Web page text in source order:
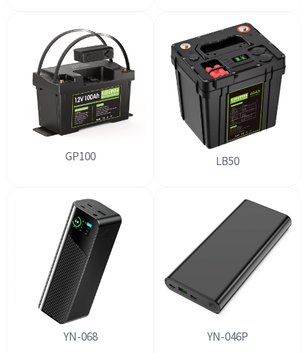
GP100 LB50
YN-068 YN-046P